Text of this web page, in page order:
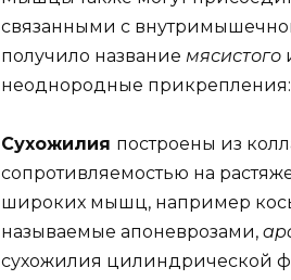
связанными с
получило название мясистого
неоднородные
Сухожилия построены из
сопротивляемостью на
широких мышц, например
называемые апоневрозами,
сухожилия цилиндрической